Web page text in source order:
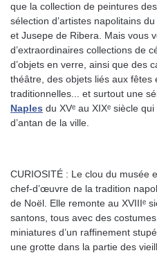
que la collection de peintures
sélection d’artistes napolitains
et Jusepe de Ribera. Mais vous
d’extraordinaires collections de
d’objets en verre, ainsi que des
théâtre, des objets liés aux fêtes
traditionnelles... et surtout une
Naples du XVᵉ au XIXᵉ siècle
d’antan de la ville.
CURIOSITÉ : Le clou du musée
chef-d’œuvre de la tradition
de Noël. Elle remonte au XVIIIᵉ
santons, tous avec des
miniatures d’un raffinement
une grotte dans la partie des